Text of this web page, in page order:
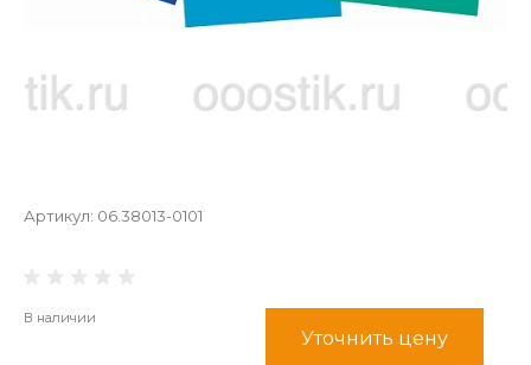
Артикул: 06.38013-0101
В наличии
Уточнить цену